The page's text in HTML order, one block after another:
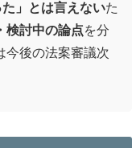
た」とは言えないた
検討中の論点を分
今後の法案審議次